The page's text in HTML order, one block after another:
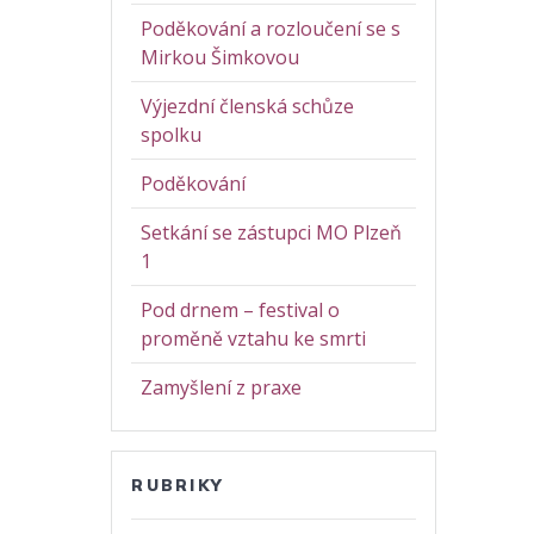
Poděkování a rozloučení se s
Mirkou Šimkovou
Výjezdní členská schůze
spolku
Poděkování
Setkání se zástupci MO Plzeň
1
Pod drnem – festival o
proměně vztahu ke smrti
Zamyšlení z praxe
RUBRIKY